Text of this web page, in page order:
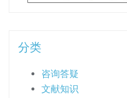
分类
咨询答疑
文献知识